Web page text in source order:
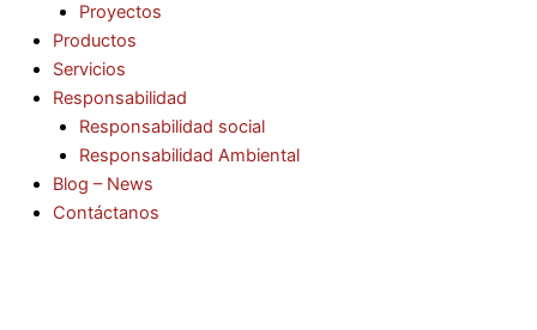
Proyectos
Productos
Servicios
Responsabilidad
Responsabilidad social
Responsabilidad Ambiental
Blog – News
Contáctanos